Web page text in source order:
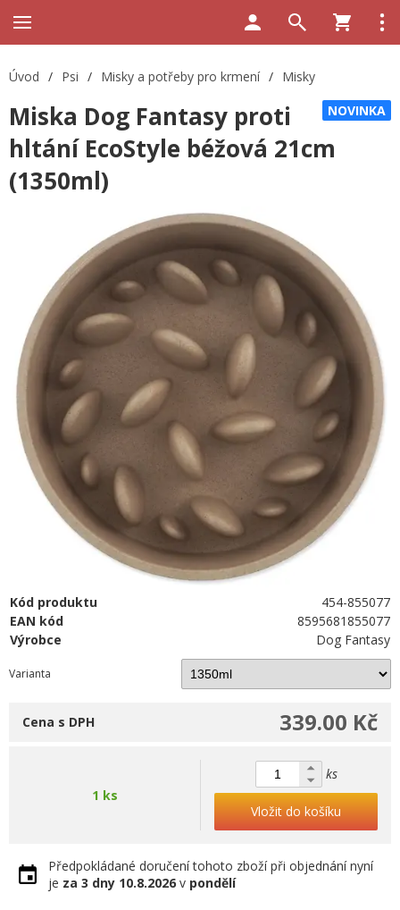
Úvod / Psi / Misky a potřeby pro krmení / Misky
NOVINKA
Miska Dog Fantasy proti
hltání EcoStyle béžová 21cm
(1350ml)
Kód produktu
454-855077
EAN kód
8595681855077
Výrobce
Dog Fantasy
Varianta
339.00 Kč
Cena s DPH
1 ks
ks
Vložit do košíku
Předpokládané doručení tohoto zboží při objednání nyní
je za 3 dny 10.8.2026 v pondělí